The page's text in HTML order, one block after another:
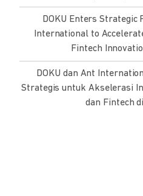
DOKU Enters
International to
Fintech
DOKU dan Ant
Strategis untuk Akselerasi
dan Fintech